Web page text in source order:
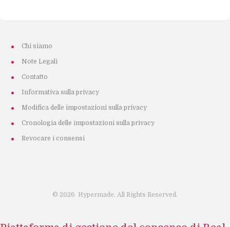
Chi siamo
Note Legali
Contatto
Informativa sulla privacy
Modifica delle impostazioni sulla privacy
Cronologia delle impostazioni sulla privacy
Revocare i consensi
© 2026 Hypermade. All Rights Reserved.